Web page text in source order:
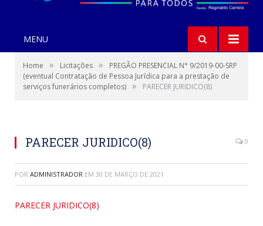
MENU
Home » Licitações »
PREGÃO PRESENCIAL N° 9/2019-00-SRP
(eventual Contratação de Pessoa Jurídica para a prestação de
serviços funerários completos) » PARECER JURIDICO(8)
PARECER JURIDICO(8) 0
POR ADMINISTRADOR EM 30 DE MARÇO DE 2021
PARECER JURIDICO(8)